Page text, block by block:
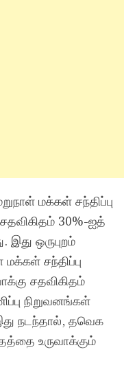
மக்கள் சந்திப்பு
30%-ஐத்
இது ஒருபுறம்
மக்கள் சந்திப்பு
சதவிகிதம்
நிறுவனங்கள்
நடந்தால், தவெக
உருவாக்கும்